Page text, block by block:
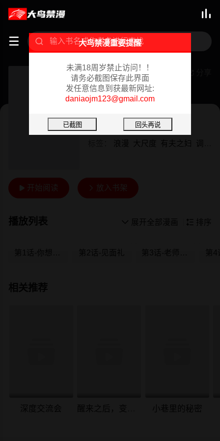

 
家教老师
已完结 01/25/2024
韩漫
作者：
CreamMedia
浪漫 大尺度 有夫之妇 调教
 开始阅读  放入书架
 排序
 展开全部漫画
播放列表
第2话-见面礼
大鸟禁漫重要提醒
未满18周岁禁止访问！！
请务必截图保存此界面
发任意信息到获最新网址:
daniaojm123@gmail.com